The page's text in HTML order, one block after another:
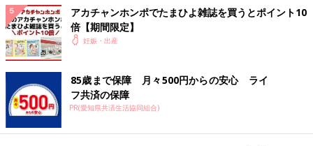
アカチャンホンポでたまひよ雑誌を買うとポイント10
倍【期間限定】
妊娠・出産
85歳まで保障 月々500円からの安心 ライ
フ共済の保障
PR(愛知県共済生活協同組合)